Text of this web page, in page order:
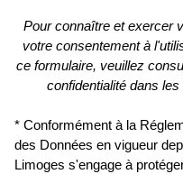
Pour connaître et exercer
votre consentement à
ce formulaire, veuillez
confidentialité dans
* Conformément à la
des Données en vigueur
Limoges s'engage à